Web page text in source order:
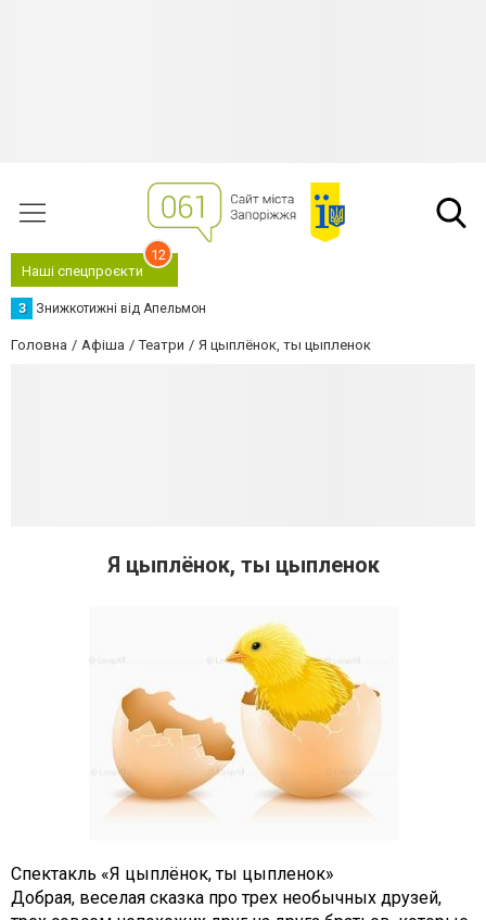
Наші спецпроєкти
12
З Знижкотижні від Апельмон
Головна Афіша Театри Я цыплёнок, ты цыпленок
Я цыплёнок, ты цыпленок
Спектакль «Я цыплёнок, ты цыпленок»
Добрая, веселая сказка про трех необычных друзей,